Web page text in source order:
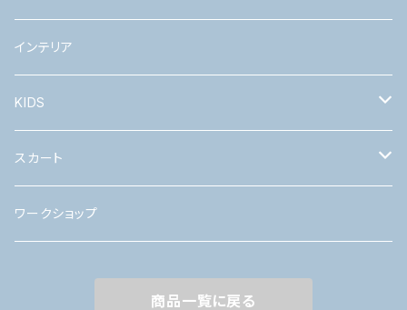
インテリア
KIDS
つけ襟
スカート
ワークショップ
ワークショップ
商品一覧に戻る